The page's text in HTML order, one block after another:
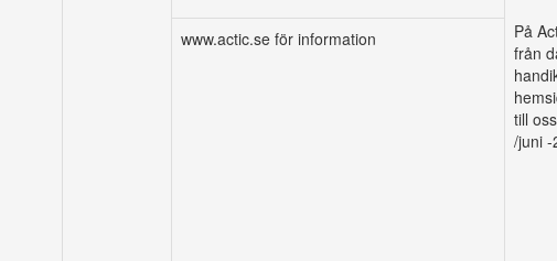
På
från
till
www.actic.se för information